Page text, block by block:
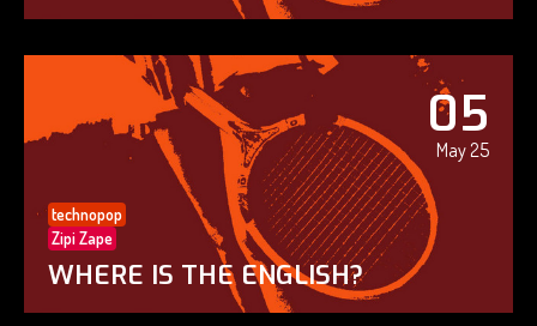
05
May 25
technopop
Zipi Zape
WHERE IS THE ENGLISH?